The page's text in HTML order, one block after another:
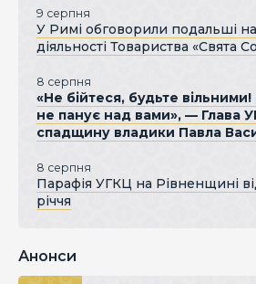
9 серпня
У Римі обговорили подальші
діяльності Товариства «Свята
8 серпня
«Не бійтеся, будьте
не панує над вами», — Глава
спадщину владики Павла
8 серпня
Парафія УГКЦ на Рівненщині
річчя
Анонси